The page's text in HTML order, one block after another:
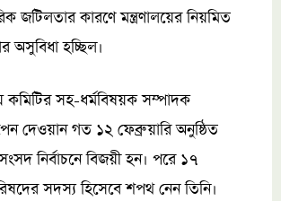
জটিলতার কারণে মন্ত্রণালয়ের নিয়মিত
অসুবিধা হচ্ছিল।
কমিটির সহ-ধর্মবিষয়ক সম্পাদক
দেওয়ান গত ১২ ফেব্রুয়ারি অনুষ্ঠিত
নির্বাচনে বিজয়ী হন। পরে ১৭
সদস্য হিসেবে শপথ নেন তিনি।